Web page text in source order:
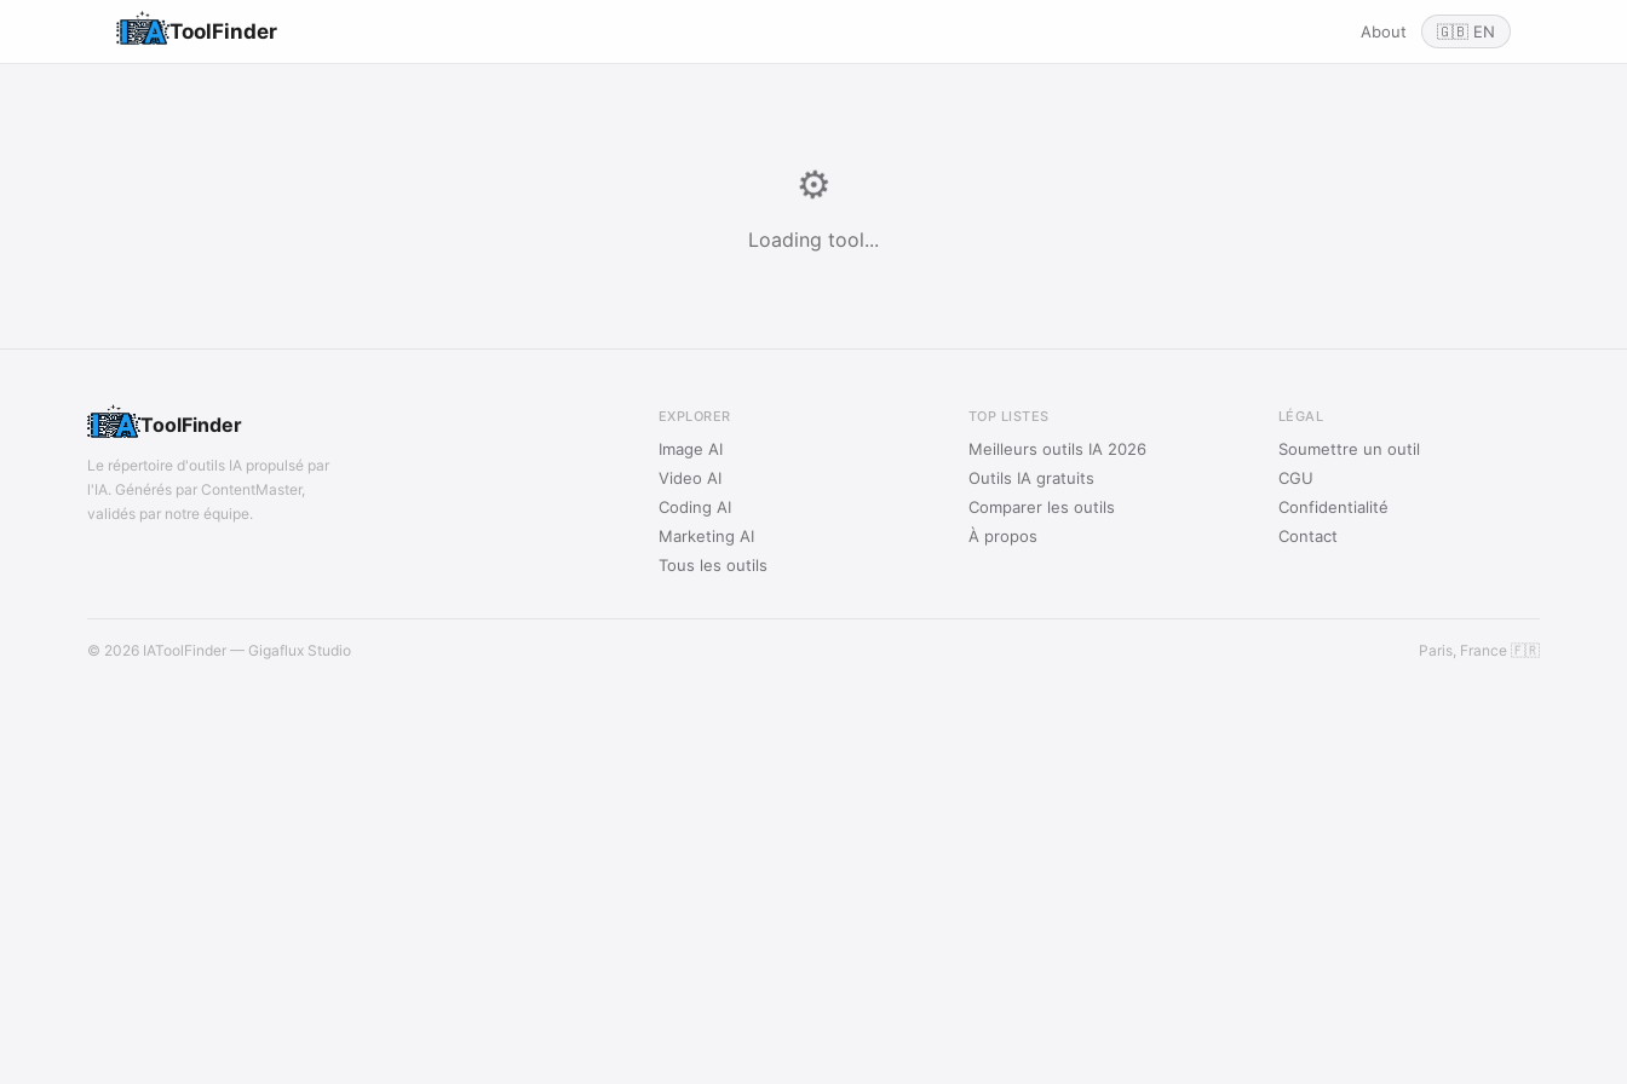
ToolFinder About 🇬🇧 EN
⚙️
Loading tool...
ToolFinder
Le répertoire d'outils IA propulsé par
l'IA. Générés par ContentMaster,
validés par notre équipe.
EXPLORER
Image AI
Video AI
Coding AI
Marketing AI
Tous les outils
TOP LISTES
Meilleurs outils IA 2026
Outils IA gratuits
Comparer les outils
À propos
LÉGAL
Soumettre un outil
CGU
Confidentialité
Contact
© 2026 IAToolFinder — Gigaflux Studio Paris, France 🇫🇷